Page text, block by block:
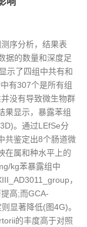
序分析，结果表
据的数量和深度足
示了四组中共有和
有307个是所有组
没有导致微生物群
果显示，暴露苯组
。通过LEfSe分
共鉴定出8个肠道微
在属和种水平上的
kg苯暴露组中
，
高;而GCA-
显著降低(图4G)。
的丰度高于对照